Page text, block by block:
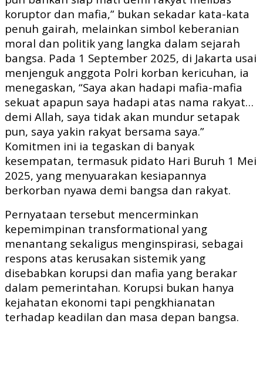
koruptor dan mafia,” bukan sekadar kata-kata
penuh gairah, melainkan simbol keberanian
moral dan politik yang langka dalam sejarah
bangsa. Pada 1 September 2025, di Jakarta usai
menjenguk anggota Polri korban kericuhan, ia
menegaskan, “Saya akan hadapi mafia-mafia
sekuat apapun saya hadapi atas nama rakyat…
demi Allah, saya tidak akan mundur setapak
pun, saya yakin rakyat bersama saya.”
Komitmen ini ia tegaskan di banyak
kesempatan, termasuk pidato Hari Buruh 1 Mei
2025, yang menyuarakan kesiapannya
berkorban nyawa demi bangsa dan rakyat.
Pernyataan tersebut mencerminkan
kepemimpinan transformational yang
menantang sekaligus menginspirasi, sebagai
respons atas kerusakan sistemik yang
disebabkan korupsi dan mafia yang berakar
dalam pemerintahan. Korupsi bukan hanya
kejahatan ekonomi tapi pengkhianatan
terhadap keadilan dan masa depan bangsa.